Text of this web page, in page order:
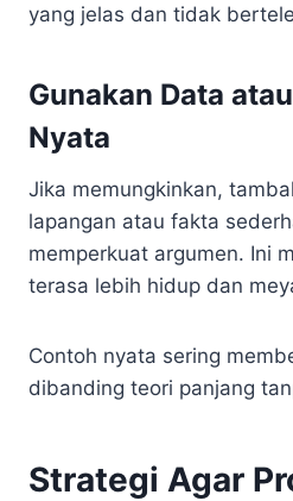
yang jelas dan tidak
Gunakan Data
Nyata
Jika memungkinkan,
lapangan atau fakta
memperkuat argumen. Ini
terasa lebih hidup dan
Contoh nyata sering
dibanding teori panjang
Strategi Agar